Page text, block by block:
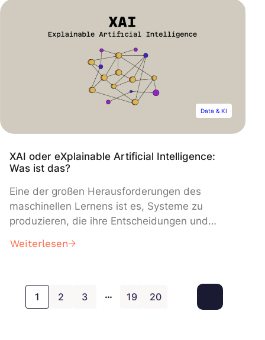
Data & KI
XAI oder eXplainable Artificial Intelligence:
Was ist das?
Eine der großen Herausforderungen des
maschinellen Lernens ist es, Systeme zu
produzieren, die ihre Entscheidungen und
erklären können. So ist die Erklärbarkeit von
geworden und gehört mittlerweile zum
Berufsbild von Data Scientists, die die Nutzer
Weiterlesen
1 2 3 … 19 20